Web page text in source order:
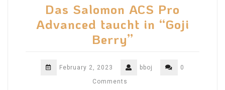
Das Salomon ACS Pro
Advanced taucht in “Goji
Berry”
February 2, 2023 bboj
0
Comments